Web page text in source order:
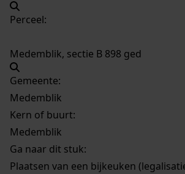
Perceel:
Medemblik, sectie B 898 ged
Gemeente:
Medemblik
Kern of buurt:
Medemblik
Ga naar dit stuk:
Plaatsen van een bijkeuken